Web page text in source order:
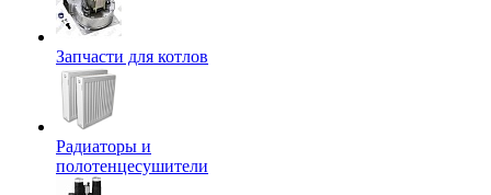
Запчасти для котлов
Радиаторы и
полотенцесушители